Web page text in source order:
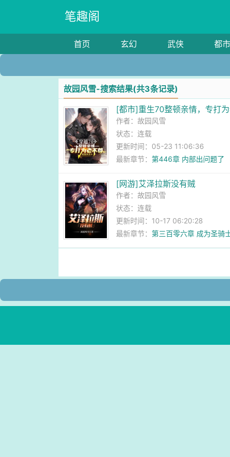
笔趣阁
首页 玄幻 武侠 都市
故园风雪-搜索结果(共3条记录)
[都市]重生70整顿亲情，专打
作者：故园风雪
状态：连载
更新时间：05-23 11:06:36
最新章节：第446章 内部出问题了
[网游]艾泽拉斯没有贼
作者：故园风雪
状态：连载
更新时间：10-17 06:20:28
最新章节：第三百零六章 成为圣骑